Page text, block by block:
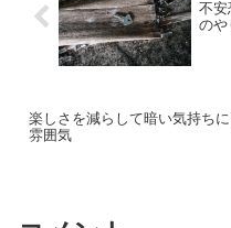
不
のや
楽しさを減らして暗い気持ち
雰囲気